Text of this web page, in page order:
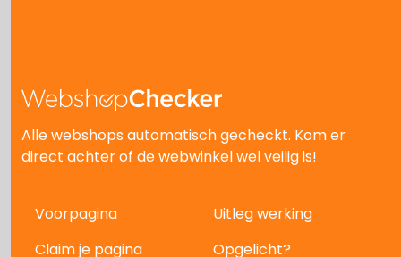
Alle webshops automatisch gecheckt. Kom er
direct achter of de webwinkel wel veilig is!
Voorpagina
Uitleg werking
Claim je pagina
Opgelicht?